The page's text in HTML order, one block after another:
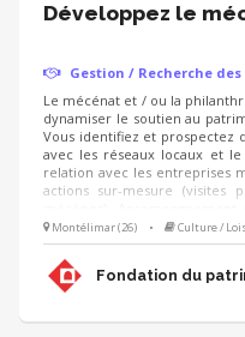
Développez le
Gestion / Recherche
Le mécénat et / ou la
dynamiser le soutien au
Vous identifiez et prospectez
avec les réseaux locaux et
relation avec les entreprises
actions sur-mesure (visites
sauvegarde du patrimoine à
Noël).
Montélimar (26) • Culture /
Fondation du